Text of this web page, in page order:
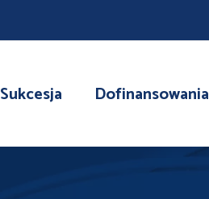
Sukcesja Dofinansowania